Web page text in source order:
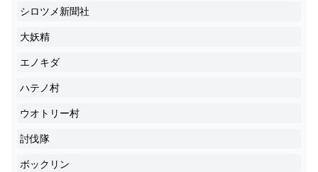
シロツメ新聞社
大妖精
エノキダ
ハテノ村
ウオトリー村
討伐隊
ボックリン